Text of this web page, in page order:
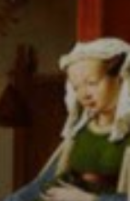
in